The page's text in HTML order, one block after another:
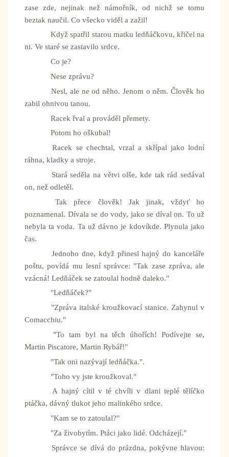
zase zde, nejinak než námořník, od nichž se tomu
beztak naučil. Co všecko viděl a zažil!
Když spatřil starou matku ledňáčkovu, křičel na
ni. Ve staré se zastavilo srdce.
Co je?
Nese zprávu?
Nesl, ale ne od něho. Jenom o něm. Člověk ho
zabil ohnivou tanou.
Racek řval a prováděl přemety.
Potom ho oškubal!
Racek se chechtal, vrzal a skřípal jako lodní
ráhna, kladky a stroje.
Stará seděla na větvi olše, kde tak rád sedával
on, než odletěl.
Tak přece člověk! Jak jinak, vždyť ho
poznamenal. Dívala se do vody, jako se díval on. To už
nebyla ta voda. Ta už dávno je kdovíkde. Plynula jako
čas.
Jednoho dne, když přinesl hajný do kanceláře
poštu, povídá mu lesní správce: "Tak zase zpráva, ale
vzácná! Ledňáček se zatoulal hodně daleko."
"Ledňáček?"
"Zpráva italské kroužkovací stanice. Zahynul v
Comacchiu."
"To tam byl na těch úhořích! Podívejte se,
Martin Piscatore, Martin Rybář!"
"Tak oni nazývají ledňáčka.".
"Toho vy jste kroužkoval."
A hajný cítil v té chvíli v dlani teplé tělíčko
ptáčka, dávný tlukot jeho malinkého srdce.
"Kam se to zatoulal?"
"Za živobytím. Ptáci jako lidé. Odcházejí."
Správce se dívá do prázdna, pokývne hlavou: